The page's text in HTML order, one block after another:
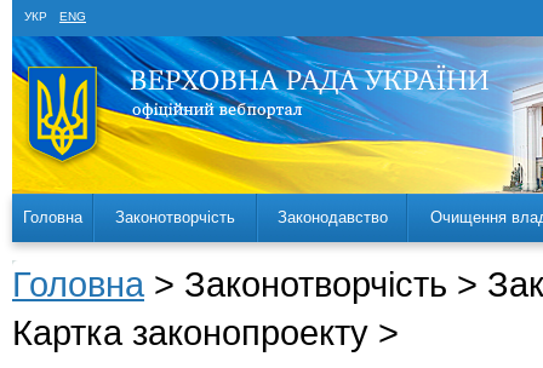
УКР ENG
Головна Законотворчість Законодавство Очищення
Головна > Законотворчість >
Картка законопроекту >